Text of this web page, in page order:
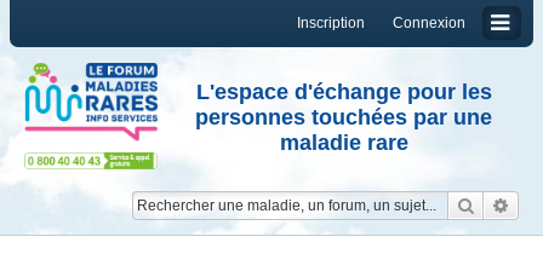
Connexion
Inscription
L'espace d'échange pour les
personnes touchées par une
maladie rare